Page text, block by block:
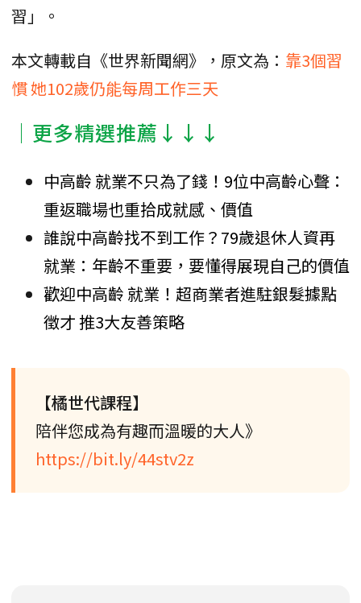
習」。
本文轉載自《世界新聞網》，原文為： 靠3個習
慣 她102歲仍能每周工作三天
│更多精選推薦↓↓↓
中高齡 就業不只為了錢！9位中高齡心聲：
重返職場也重拾成就感、價值
誰說中高齡找不到工作？79歲退休人資再
就業：年齡不重要，要懂得展現自己的價值
歡迎中高齡 就業！超商業者進駐銀髮據點
徵才 推3大友善策略
【橘世代課程】
陪伴您成為有趣而溫暖的大人》
https://bit.ly/44stv2z